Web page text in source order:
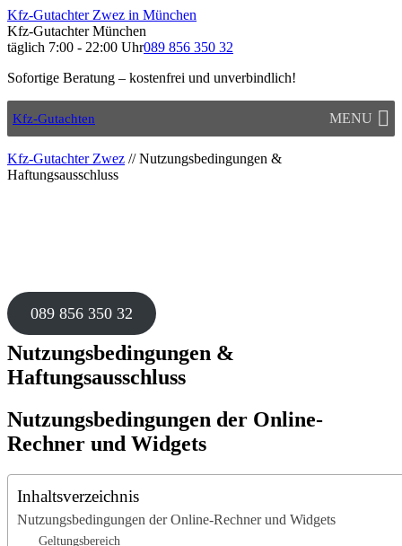
Kfz-Gutachter Zwez in München
Kfz-Gutachter München
täglich 7:00 - 22:00 Uhr089 856 350 32
Sofortige Beratung – kostenfrei und unverbindlich!
Kfz-Gutachten MENU
Kfz-Gutachter Zwez //Nutzungsbedingungen &
Haftungsausschluss
089 856 350 32
Nutzungsbedingungen &
Haftungsausschluss
Nutzungsbedingungen der Online-
Rechner und Widgets
Inhaltsverzeichnis
Nutzungsbedingungen der Online-Rechner und Widgets
Geltungsbereich